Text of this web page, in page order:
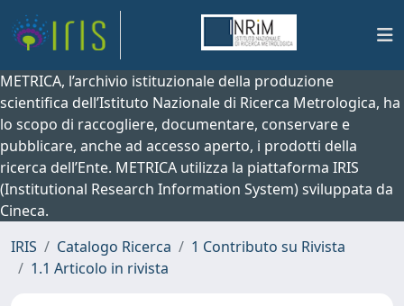
METRICA, l’archivio istituzionale della produzione
scientifica dell’Istituto Nazionale di Ricerca Metrologica, ha
lo scopo di raccogliere, documentare, conservare e
pubblicare, anche ad accesso aperto, i prodotti della
ricerca dell’Ente. METRICA utilizza la piattaforma IRIS
(Institutional Research Information System) sviluppata da
Cineca.
IRIS
Catalogo Ricerca
1 Contributo su Rivista
1.1 Articolo in rivista